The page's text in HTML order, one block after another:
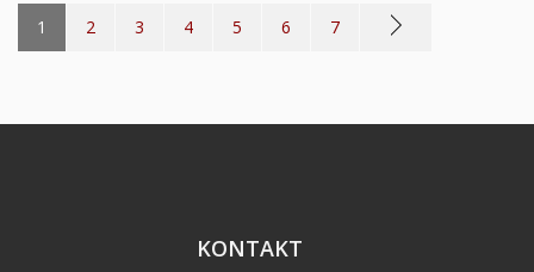
1 2 3 4 5 6 7
KONTAKT